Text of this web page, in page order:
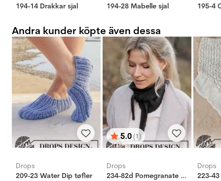
194-14 Drakkar sjal
194-28 Mabelle sjal
195-4
Andra kunder köpte även dessa
Drops
209-23 Water Dip tøfler
Betyg:
5.0(1)
utav 5 stjärnor
Drops
234-82d Pomegranate Shawl
Drops
223-43